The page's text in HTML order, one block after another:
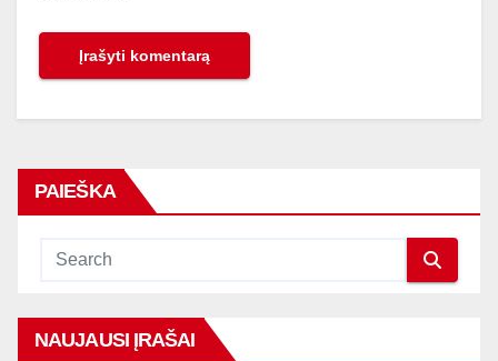
PAIEŠKA
NAUJAUSI ĮRAŠAI